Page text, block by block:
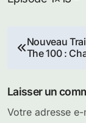
l’article
Nouveau
The 100 :
Laisser un
Votre adresse